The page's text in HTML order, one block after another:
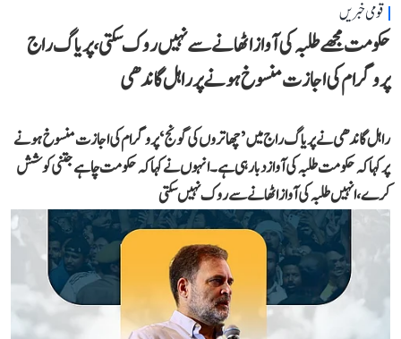
قومی خبریں
حکومت مجھے طلبہ کی آواز اٹھانے سے نہیں روک سکتی، پریاگ راج
پروگرام کی اجازت منسوخ ہونے پر راہل گاندھی
راہل گاندھی نے پریاگ راج میں ’چھاتروں کی گونج‘ پروگرام کی اجازت منسوخ ہونے
پر کہا کہ حکومت طلبہ کی آواز دبا رہی ہے۔ انہوں نے کہا کہ حکومت چاہے جتنی کوشش
کرے، انہیں طلبہ کی آواز اٹھانے سے روک نہیں سکتی